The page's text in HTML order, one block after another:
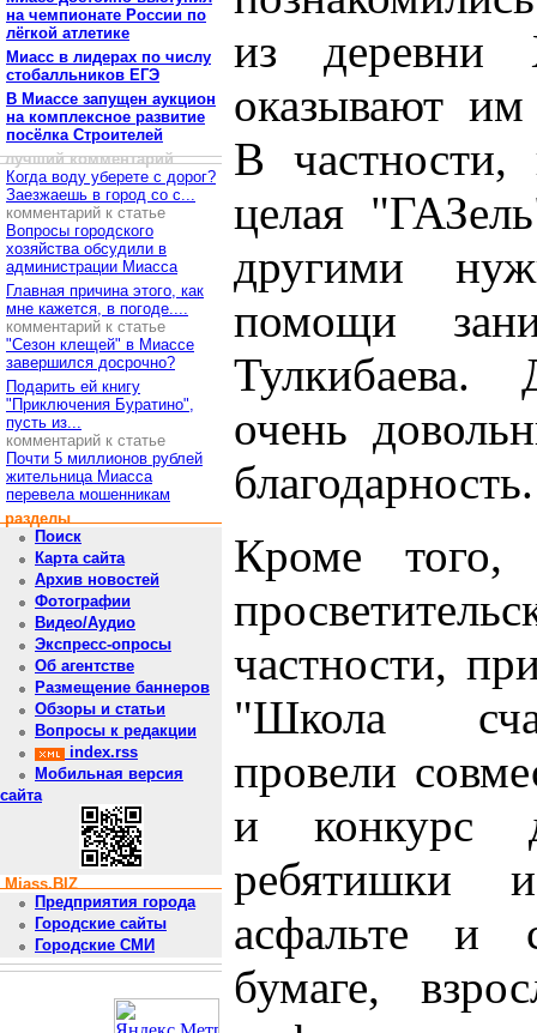
на чемпионате России по
лёгкой атлетике
Миасс в лидерах по числу
стобалльников ЕГЭ
В Миассе запущен аукцион
на комплексное развитие
посёлка Строителей
лучший комментарий
Когда воду уберете с дорог?
Заезжаешь в город со с...
комментарий к статье
Вопросы городского
хозяйства обсудили в
администрации Миасса
Главная причина этого, как
мне кажется, в погоде....
комментарий к статье
"Сезон клещей" в Миассе
завершился досрочно?
Подарить ей книгу
"Приключения Буратино",
пусть из...
комментарий к статье
Почти 5 миллионов рублей
жительница Миасса
перевела мошенникам
разделы
Поиск
Карта сайта
Архив новостей
Фотографии
Видео/Аудио
Экспресс-опросы
Об агентстве
Размещение баннеров
Обзоры и статьи
Вопросы к редакции
index.rss
Мобильная версия
сайта
Miass.BIZ
Предприятия города
Городские сайты
Городские СМИ
из
оказывают
В частности,
целая
другими
помощи
очень
благодарность.
Кроме
частности,
"Школа
провели
и конкурс
ребятишки
асфальте и
бумаге,